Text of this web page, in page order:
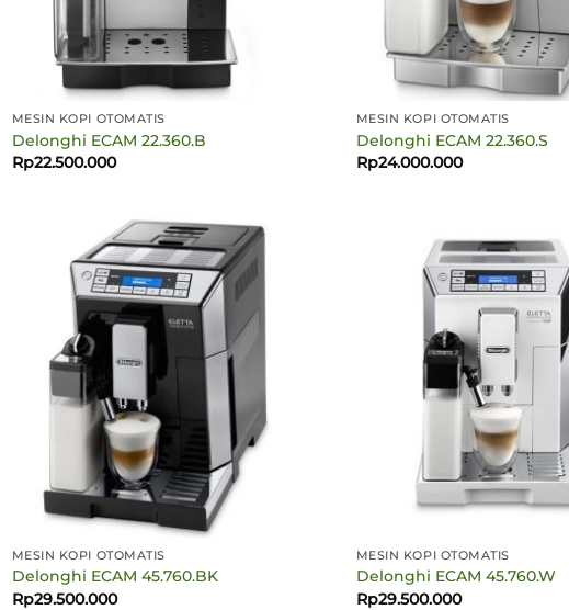
MESIN KOPI OTOMATIS
Delonghi ECAM 22.360.B
Rp22.500.000
MESIN KOPI OTOMATIS
Delonghi ECAM 22.360.S
Rp24.000.000
MESIN KOPI OTOMATIS
Delonghi ECAM 45.760.BK
Rp29.500.000
MESIN KOPI OTOMATIS
Delonghi ECAM 45.760.W
Rp29.500.000